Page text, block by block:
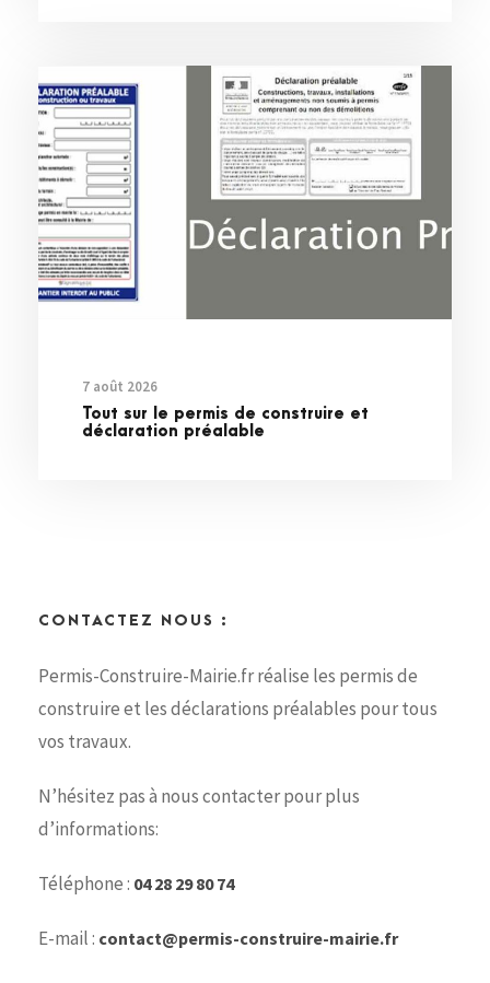
7 août 2026
Tout sur le permis de construire et
déclaration préalable
CONTACTEZ NOUS :
Permis-Construire-Mairie.fr réalise les permis de
construire et les déclarations préalables pour tous
vos travaux.
N’hésitez pas à nous contacter pour plus
d’informations:
Téléphone : 04 28 29 80 74
E-mail : contact@permis-construire-mairie.fr